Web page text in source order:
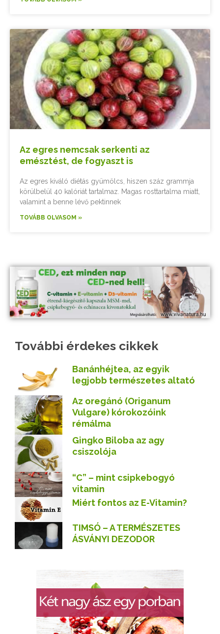
Az egres nemcsak serkenti az
emésztést, de fogyaszt is
Az egres kiváló diétás gyümölcs, hiszen száz grammja
körülbelül 40 kalóriát tartalmaz. Magas rosttartalma miatt,
valamint a benne lévő pektinnek
TOVÁBB OLVASOM »
További érdekes cikkek
Banánhéjtea, az egyik
legjobb természetes altató
Az oregánó (Origanum
Vulgare) kórokozóink
rémálma
Gingko Biloba az agy
csiszolója
“C” – mint csipkebogyó
vitamin
Miért fontos az E-Vitamin?
TIMSÓ – A TERMÉSZETES
ÁSVÁNYI DEZODOR